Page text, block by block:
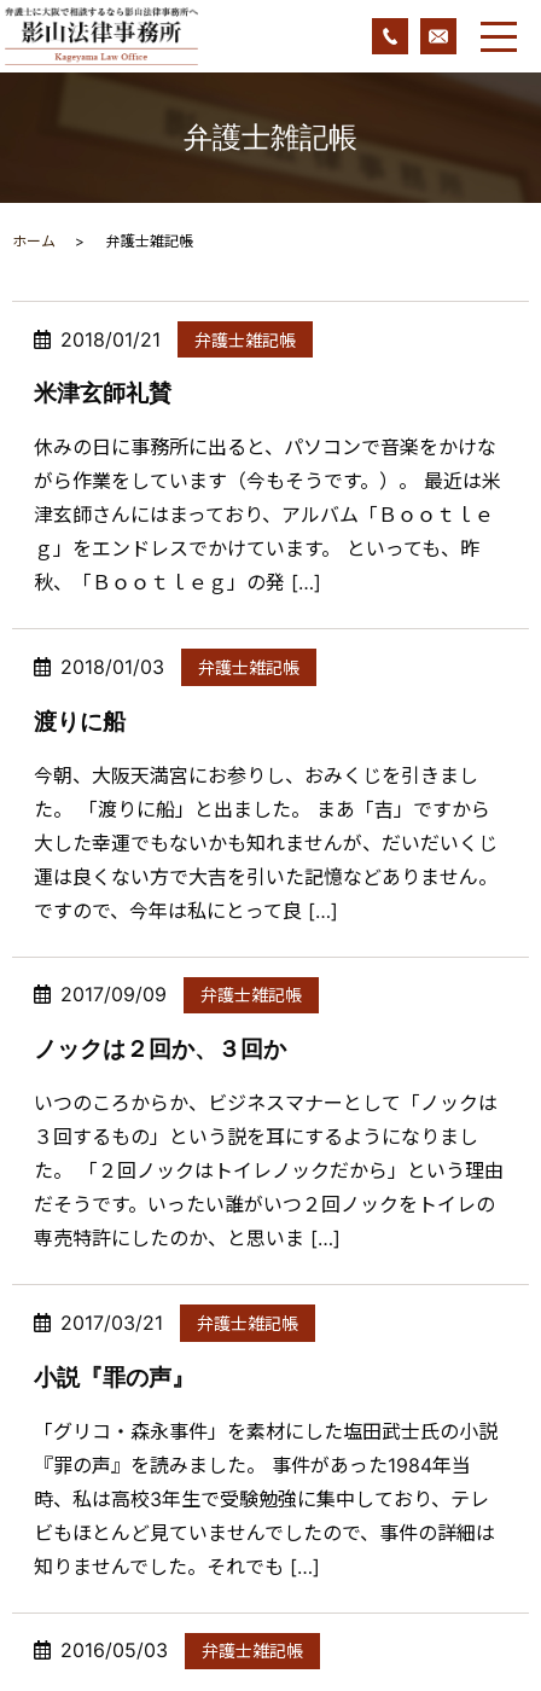
弁護士雑記帳
ホーム 弁護士雑記帳
2018/01/21 弁護士雑記帳
米津玄師礼賛
休みの日に事務所に出ると、パソコンで音楽をかけな
がら作業をしています（今もそうです。）。 最近は米
津玄師さんにはまっており、アルバム「Ｂｏｏｔｌｅ
ｇ」をエンドレスでかけています。 といっても、昨
秋、「Ｂｏｏｔｌｅｇ」の発 […]
2018/01/03 弁護士雑記帳
渡りに船
今朝、大阪天満宮にお参りし、おみくじを引きまし
た。 「渡りに船」と出ました。 まあ「吉」ですから
大した幸運でもないかも知れませんが、だいだいくじ
運は良くない方で大吉を引いた記憶などありません。
ですので、今年は私にとって良 […]
2017/09/09 弁護士雑記帳
ノックは２回か、３回か
いつのころからか、ビジネスマナーとして「ノックは
３回するもの」という説を耳にするようになりまし
た。 「２回ノックはトイレノックだから」という理由
だそうです。いったい誰がいつ２回ノックをトイレの
専売特許にしたのか、と思いま […]
2017/03/21 弁護士雑記帳
小説『罪の声』
「グリコ・森永事件」を素材にした塩田武士氏の小説
『罪の声』を読みました。 事件があった1984年当
時、私は高校3年生で受験勉強に集中しており、テレ
ビもほとんど見ていませんでしたので、事件の詳細は
知りませんでした。それでも […]
2016/05/03 弁護士雑記帳